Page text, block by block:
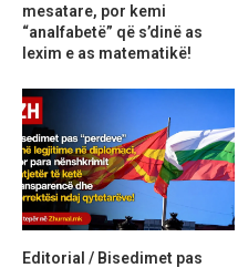
mesatare, por kemi
“analfabetë” që s’dinë as
lexim e as matematikë!
Editorial / Bisedimet pas